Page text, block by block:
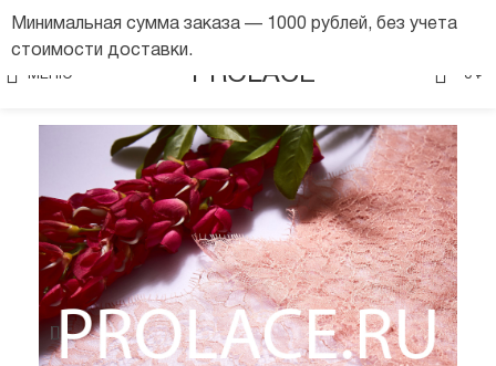
МЕНЮ PROLACE 0 ₽
Минимальная сумма заказа — 1000 рублей, без учета
стоимости доставки.